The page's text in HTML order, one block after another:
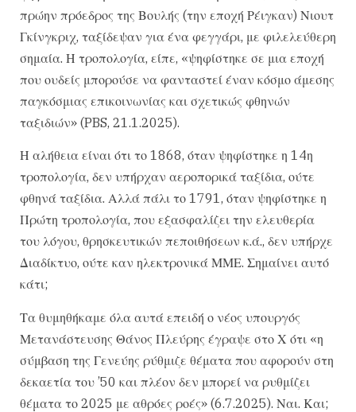
πρώην πρόεδρος της Βουλής (την εποχή Ρέιγκαν) Νιουτ
Γκίνγκριχ, ταξίδεψαν για ένα φεγγάρι, με φιλελεύθερη
σημαία. Η τροπολογία, είπε, «ψηφίστηκε σε μια εποχή
που ουδείς μπορούσε να φανταστεί έναν κόσμο άμεσης
παγκόσμιας επικοινωνίας και σχετικώς φθηνών
ταξιδιών» (PBS, 21.1.2025).
Η αλήθεια είναι ότι το 1868, όταν ψηφίστηκε η 14η
τροπολογία, δεν υπήρχαν αεροπορικά ταξίδια, ούτε
φθηνά ταξίδια. Αλλά πάλι το 1791, όταν ψηφίστηκε η
Πρώτη τροπολογία, που εξασφαλίζει την ελευθερία
του λόγου, θρησκευτικών πεποιθήσεων κ.ά., δεν υπήρχε
Διαδίκτυο, ούτε καν ηλεκτρονικά ΜΜΕ. Σημαίνει αυτό
κάτι;
Τα θυμηθήκαμε όλα αυτά επειδή ο νέος υπουργός
Μετανάστευσης Θάνος Πλεύρης έγραψε στο Χ ότι «η
σύμβαση της Γενεύης ρύθμιζε θέματα που αφορούν στη
δεκαετία του ’50 και πλέον δεν μπορεί να ρυθμίζει
θέματα το 2025 με αθρόες ροές» (6.7.2025). Ναι. Και;